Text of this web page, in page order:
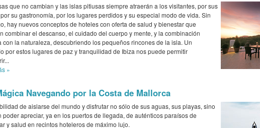
que no cambian y las islas pitiusas siempre atraerán a los visitantes, por sus
su gastronomía, por los lugares perdidos y su especial modo de vida. Sin
hay nuevos conceptos de hoteles con oferta de salud y bienestar que
combinar el descanso, el cuidado del cuerpo y mente, y la combinación
con la naturaleza, descubriendo los pequeños rincones de la isla. Un
por estos lugares de paz y tranquilidad de Ibiza nos puede permitir
»
Navegando por la Costa de Mallorca
de aislarse del mundo y disfrutar no sólo de sus aguas, sus playas, sino
poder apreciar, ya en los puertos de llegada, de auténticos paraísos de
y salud en recintos hoteleros de máximo lujo.